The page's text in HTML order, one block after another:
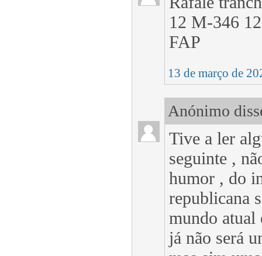
12 M-346
FAP
13 de março de
Anónimo
Tive a ler
seguinte ,
humor , do
republicana
mundo atual
já não será